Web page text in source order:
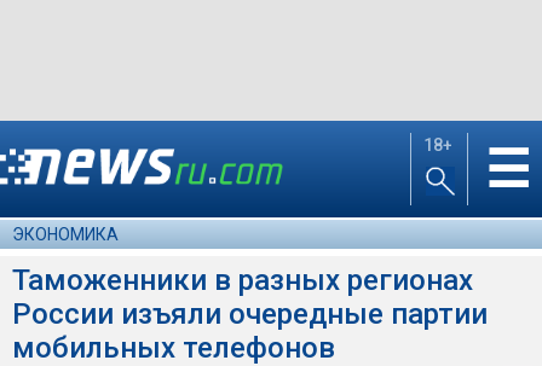
18+ ☰
ЭКОНОМИКА
Таможенники в разных регионах
России изъяли очередные партии
мобильных телефонов